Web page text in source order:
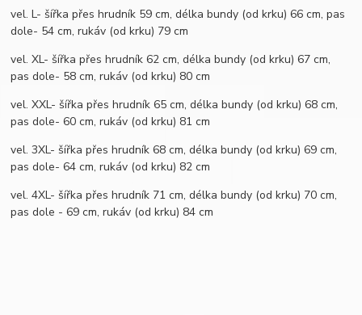
vel. L- šířka přes hrudník 59 cm, délka bundy (od krku) 66 cm, pas
dole- 54 cm, rukáv (od krku) 79 cm
vel. XL- šířka přes hrudník 62 cm, délka bundy (od krku) 67 cm,
pas dole- 58 cm, rukáv (od krku) 80 cm
vel. XXL- šířka přes hrudník 65 cm, délka bundy (od krku) 68 cm,
pas dole- 60 cm, rukáv (od krku) 81 cm
vel. 3XL- šířka přes hrudník 68 cm, délka bundy (od krku) 69 cm,
pas dole- 64 cm, rukáv (od krku) 82 cm
vel. 4XL- šířka přes hrudník 71 cm, délka bundy (od krku) 70 cm,
pas dole - 69 cm, rukáv (od krku) 84 cm